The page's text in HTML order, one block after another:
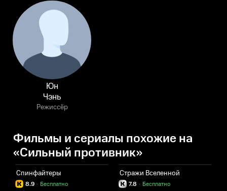
Юн
Чэнь
Режиссёр
Фильмы и сериалы похожие на
«Сильный противник»
Спинфайтеры
8.9 Бесплатно
·
Стражи Вселенной
7.8 Бесплатно
·